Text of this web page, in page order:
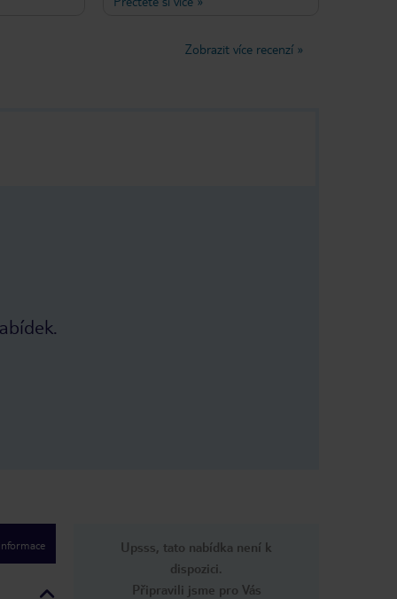
před
bylo, že malovali exteriér hotelu dva
Všechna okna byla pokryta velkým
kusem plastu! Místo bylo čisté, tiché
Zobrazit více recenzí»
Upsss, tato nabídka není k
dispozici.
Připravili jsme pro Vás